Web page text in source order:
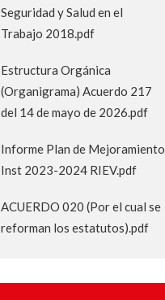
Seguridad y Salud en el
Trabajo 2018.pdf
Estructura Orgánica
(Organigrama) Acuerdo 217
del 14 de mayo de 2026.pdf
Informe Plan de Mejoramiento
Inst 2023-2024 RIEV.pdf
ACUERDO 020 (Por el cual se
reforman los estatutos).pdf